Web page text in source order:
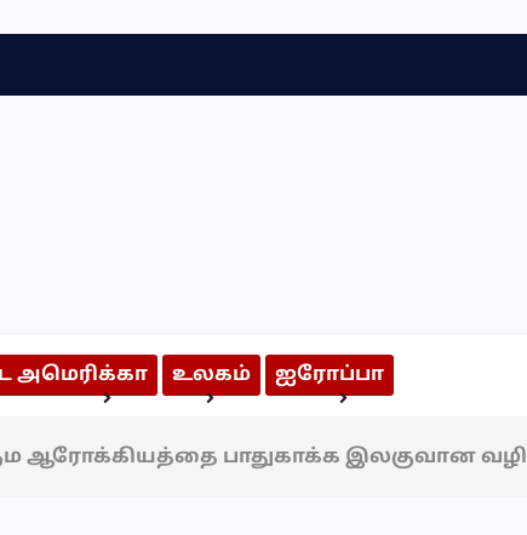
அமெரிக்கா உலகம் ஐரோப்பா
ஆரோக்கியத்தை பாதுகாக்க இலகுவான வழி